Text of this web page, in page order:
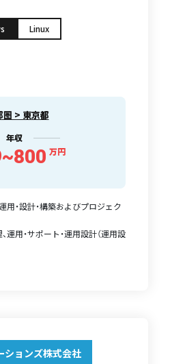
Linux
圏 > 東京都
年収
万円
・設計・構築およびプロジェク
運用・サポート・運用設計（運用設
ションズ株式会社